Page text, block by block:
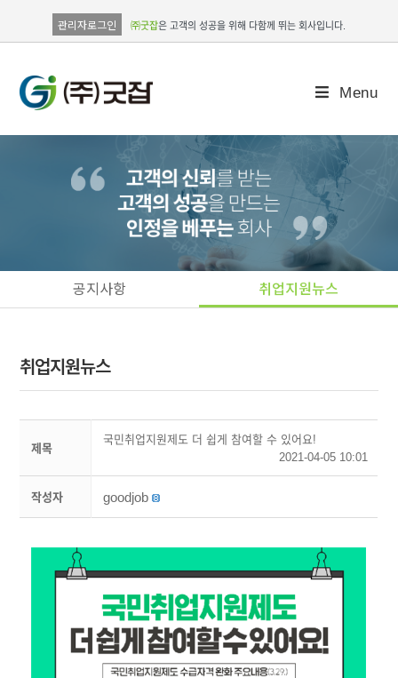
관리자로그인 ㈜굿잡은 고객의 성공을 위해 다함께 뛰는 회사입니다.
Menu
공지사항 취업지원뉴스
취업지원뉴스
제목
국민취업지원제도 더 쉽게 참여할 수 있어요!
2021-04-05 10:01
작성자 goodjob